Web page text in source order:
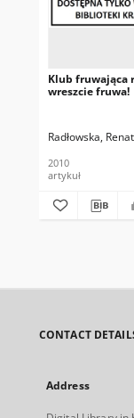
Klub fruwająca
wreszcie fruwa!
Radłowska,
2010
artykuł
CONTACT
Address